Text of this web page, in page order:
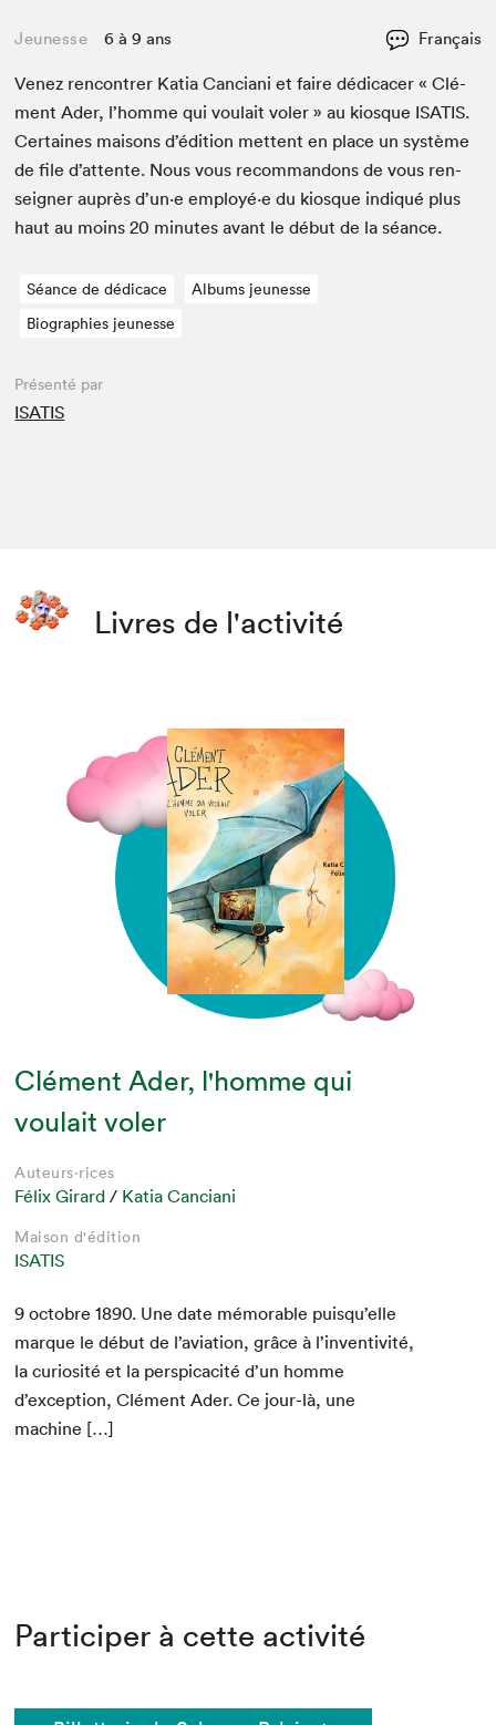
Jeunesse 6 à 9 ans Français
Venez ren­con­tr­er Katia Can­ciani et faire dédi­cac­er « Clé­
ment Ader, l’homme qui voulait vol­er » au kiosque ISATIS.
Cer­taines maisons d’édi­tion met­tent en place un sys­tème
de file d’at­tente. Nous vous recom­man­dons de vous ren­
seign­er auprès d’un·e employé·e du kiosque indiqué plus
haut au moins20 min­utes avant le début de la séance.
Séance de dédicace
Albums jeunesse
Biographies jeunesse
Présenté par
ISATIS
Livres de l'activité
Clément Ader, l'homme qui
voulait voler
Auteurs·rices
Félix Girard / Katia Canciani
Maison d'édition
ISATIS
9 octo­bre1890. Une date mémorable puisqu’elle
mar­que le début de l’aviation, grâce à l’inventivité,
la curiosité et la per­spi­cac­ité d’un homme
d’exception, Clé­ment Ader. Ce jour-là, une
machine […]
Participer à cette activité